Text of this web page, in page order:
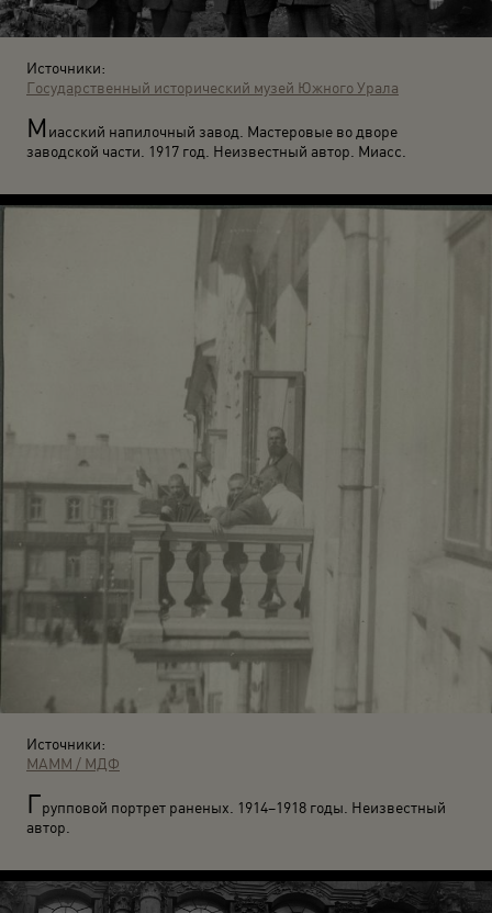
Источники:
Государственный исторический музей Южного Урала
М иасский напилочный завод. Мастеровые во дворе
заводской части. 1917 год. Неизвестный автор. Миасс.
Источники:
МАММ / МДФ
Групповой портрет раненых. 1914–1918 годы. Неизвестный
автор.